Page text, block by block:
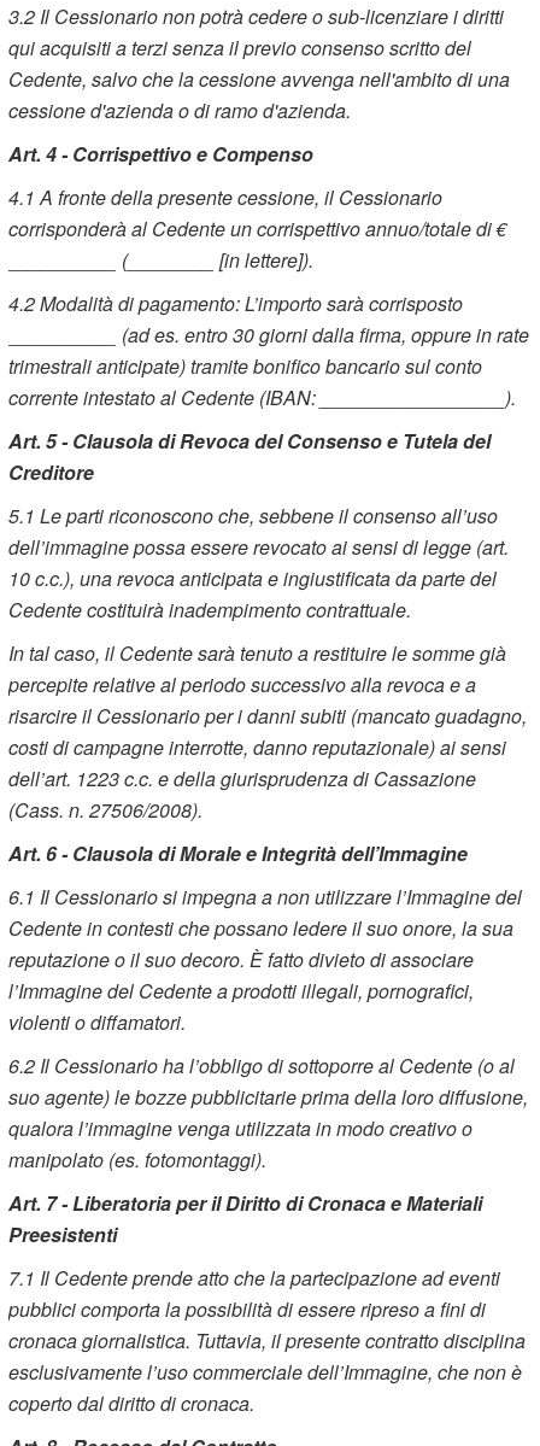
3.2 Il Cessionario non potrà cedere o sub-licenziare i diritti
qui acquisiti a terzi senza il previo consenso scritto del
Cedente, salvo che la cessione avvenga nell'ambito di una
cessione d'azienda o di ramo d'azienda.
Art. 4 - Corrispettivo e Compenso
4.1 A fronte della presente cessione, il Cessionario
corrisponderà al Cedente un corrispettivo annuo/totale di €
__________ (________ [in lettere]).
4.2Modalità di pagamento: L’importo sarà corrisposto
__________ (ad es. entro 30 giorni dalla firma, oppure in rate
trimestrali anticipate) tramite bonifico bancario sul conto
corrente intestato al Cedente (IBAN: _________________).
Art. 5 - Clausola di Revoca del Consenso e Tutela del
Creditore
5.1 Le parti riconoscono che, sebbene il consenso all’uso
dell’immagine possa essere revocato ai sensi di legge (art.
10 c.c.), una revoca anticipata e ingiustificata da parte del
Cedente costituirà inadempimento contrattuale.
In tal caso, il Cedente sarà tenuto a restituire le somme già
percepite relative al periodo successivo alla revoca e a
risarcire il Cessionario per i danni subiti (mancato guadagno,
costi di campagne interrotte, danno reputazionale) ai sensi
dell’art. 1223 c.c. e della giurisprudenza di Cassazione
(Cass. n. 27506/2008).
Art. 6 - Clausola di Morale e Integrità dell’Immagine
6.1 Il Cessionario si impegna a non utilizzare l’Immagine del
Cedente in contesti che possano ledere il suo onore, la sua
reputazione o il suo decoro. È fatto divieto di associare
l’Immagine del Cedente a prodotti illegali, pornografici,
violenti o diffamatori.
6.2 Il Cessionario ha l’obbligo di sottoporre al Cedente (o al
suo agente) le bozze pubblicitarie prima della loro diffusione,
qualora l’immagine venga utilizzata in modo creativo o
manipolato (es. fotomontaggi).
Art. 7 - Liberatoria per il Diritto di Cronaca e Materiali
Preesistenti
7.1 Il Cedente prende atto che la partecipazione ad eventi
pubblici comporta la possibilità di essere ripreso a fini di
cronaca giornalistica. Tuttavia, il presente contratto disciplina
esclusivamente l’uso commerciale dell’Immagine, che non è
coperto dal diritto di cronaca.